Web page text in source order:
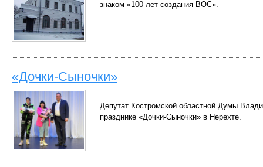
знаком «100 лет создания ВОС».
«Дочки-Сыночки»
Депутат Костромской областной Думы
празднике «Дочки-Сыночки» в Нерехте.